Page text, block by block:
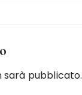
sarà pubblicato.